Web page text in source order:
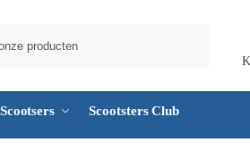
Scootsters Club